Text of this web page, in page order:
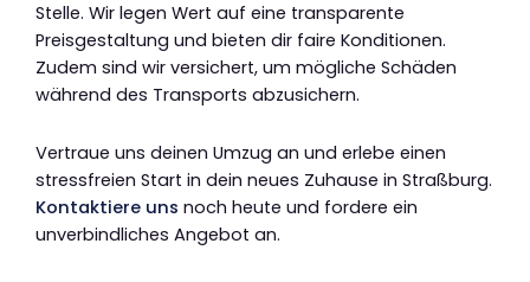
Stelle. Wir legen Wert auf eine transparente
Preisgestaltung und bieten dir faire Konditionen.
Zudem sind wir versichert, um mögliche Schäden
während des Transports abzusichern.
Vertraue uns deinen Umzug an und erlebe einen
stressfreien Start in dein neues Zuhause in Straßburg.
Kontaktiere uns noch heute und fordere ein
unverbindliches Angebot an.